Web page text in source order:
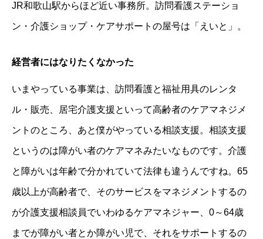
JR和歌山駅からほど近い事務所。訪問看護ステーショ
ン・介護ショップ・ケアサポートの屋号は「えいと」。
経営者にはなりたくなかった
いまやっている事業は、訪問看護と福祉用具のレンタ
ル・販売、居宅介護支援といって高齢者のケアマネジメ
ントのところ、あと僕がやっている相談支援。相談支援
というのは障がい者のケアマネみたいなものです。介護
と障がいは年齢で分かれていて法律も違うんですね。65
歳以上が高齢者で、そのサービスをマネジメントするの
が介護支援相談員でいわゆるケアマネジャー、0～64歳
までが障がい者とか障がい児で、それをサポートするの